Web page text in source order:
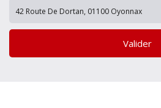
Valider